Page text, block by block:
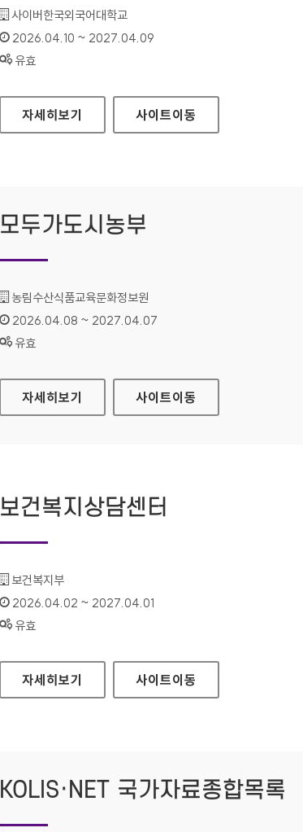
기관명 :
사이버한국외국어대학교
인증기간 :
2026.04.10 ~ 2027.04.09
상태 :
유효
사이버한국외국어대학교
자세히보기 사이트이동
모두가도시농부
기관명 :
농림수산식품교육문화정보원
인증기간 :
2026.04.08 ~ 2027.04.07
상태 :
유효
모두가도시농부
자세히보기 사이트이동
보건복지상담센터
기관명 :
보건복지부
인증기간 :
2026.04.02 ~ 2027.04.01
상태 :
유효
보건복지상담센터
자세히보기 사이트이동
KOLIS·NET 국가자료종합목록